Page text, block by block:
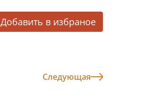
Добавить в избраное
Следующая